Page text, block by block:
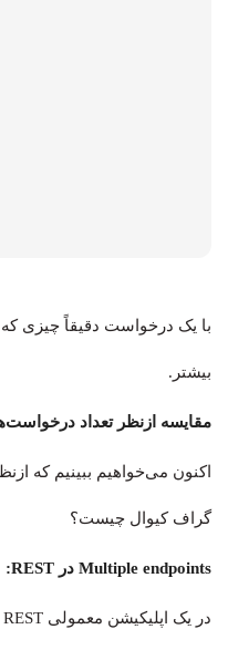
با یک درخواست دقیقاً چیزی که
بیشتر.
مقایسه ازنظر تعداد
اکنون می‌خواهیم ببینیم که
گراف کیوال چیست؟
Multiple endpoints در REST: